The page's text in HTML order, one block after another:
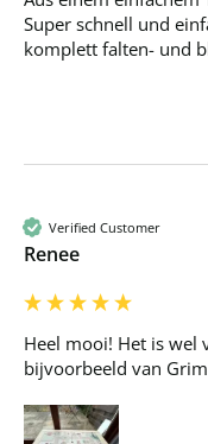
Super schnell und
komplett falten- und
Verified Customer
Renee
Heel mooi! Het is wel
bijvoorbeeld van